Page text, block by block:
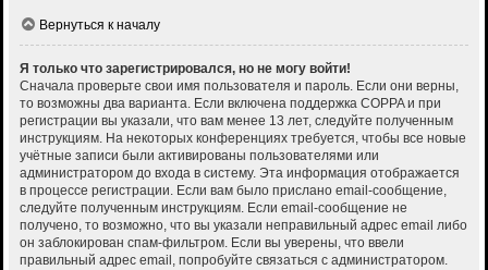
Вернуться к началу
Я только что зарегистрировался, но не могу войти!
Сначала проверьте свои имя пользователя и пароль. Если они верны,
то возможны два варианта. Если включена поддержка COPPA и при
регистрации вы указали, что вам менее 13 лет, следуйте полученным
инструкциям. На некоторых конференциях требуется, чтобы все новые
учётные записи были активированы пользователями или
администратором до входа в систему. Эта информация отображается
в процессе регистрации. Если вам было прислано email-сообщение,
следуйте полученным инструкциям. Если email-сообщение не
получено, то возможно, что вы указали неправильный адрес email либо
он заблокирован спам-фильтром. Если вы уверены, что ввели
правильный адрес email, попробуйте связаться с администратором.